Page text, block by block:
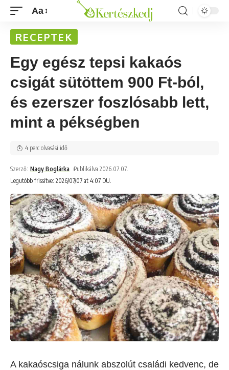
Aa
RECEPTEK
Egy egész tepsi kakaós
csigát sütöttem 900 Ft-ból,
és ezerszer foszlósabb lett,
mint a pékségben
Legutóbb frissítve: 2026/07/07 at 4:07 DU.
Szerző: Nagy Boglárka Publikálva 2026.07.07.
4 perc olvasási idő
A kakaóscsiga nálunk abszolút családi kedvenc, de